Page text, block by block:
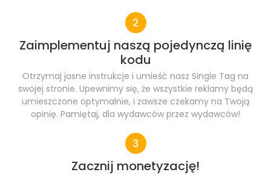
Zaimplementuj naszą pojedynczą linię
kodu
Otrzymaj jasne instrukcje i umieść nasz Single Tag na
swojej stronie. Upewnimy się, że wszystkie reklamy będą
umieszczone optymalnie, i zawsze czekamy na Twoją
opinię. Pamiętaj, dla wydawców przez wydawców!
Zacznij monetyzację!